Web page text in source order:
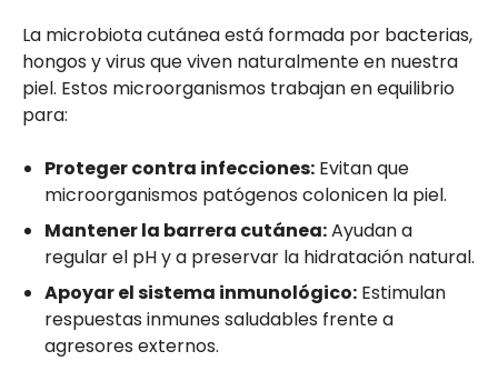
La microbiota cutánea está formada por bacterias,
hongos y virus que viven naturalmente en nuestra
piel. Estos microorganismos trabajan en equilibrio
para:
Proteger contra infecciones: Evitan que
microorganismos patógenos colonicen la piel.
Mantener la barrera cutánea:Ayudan a
regular el pH y a preservar la hidratación natural.
Apoyar el sistema inmunológico: Estimulan
respuestas inmunes saludables frente a
agresores externos.